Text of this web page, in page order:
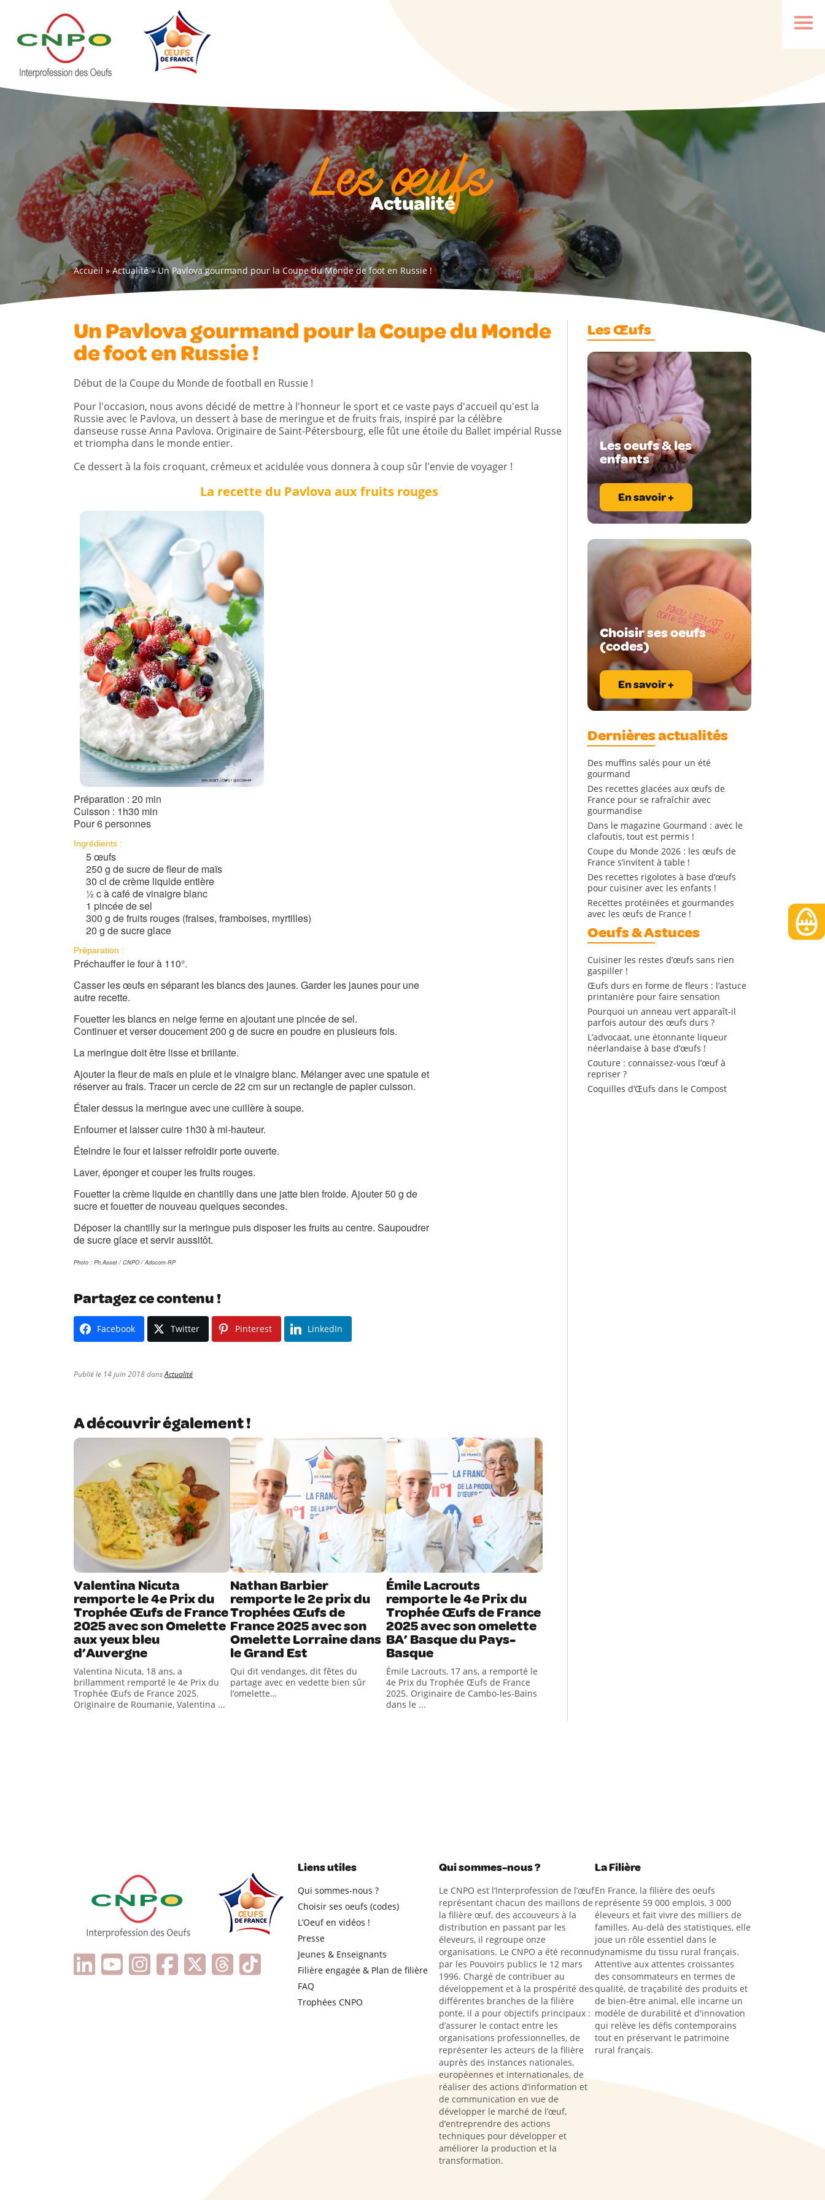
Les œufs
Actualité
Accueil»Actualité»Un Pavlova gourmand pour la Coupe du Monde de foot en Russie !
Un Pavlova gourmand pour la Coupe du Monde
de foot en Russie !
Début de la Coupe du Monde de football en Russie !
Pour l'occasion, nous avons décidé de mettre à l'honneur le sport et ce vaste pays d'accueil qu'est la
Russie avec le Pavlova, un dessert à base de meringue et de fruits frais, inspiré par la célèbre
danseuse russe Anna Pavlova. Originaire de Saint-Pétersbourg, elle fût une étoile du Ballet impérial Russe
et triompha dans le monde entier.
Ce dessert à la fois croquant, crémeux et acidulée vous donnera à coup sûr l'envie de voyager !
La recette du Pavlova aux fruits rouges
Préparation : 20 min
Cuisson : 1h30 min
Pour 6 personnes
Ingrédients :
5 œufs
250 g de sucre de fleur de maïs
30 cl de crème liquide entière
½ c à café de vinaigre blanc
1 pincée de sel
300 g de fruits rouges (fraises, framboises, myrtilles)
20 g de sucre glace
Préparation :
Préchauffer le four à 110°.
Casser les œufs en séparant les blancs des jaunes. Garder les jaunes pour une
autre recette.
Fouetter les blancs en neige ferme en ajoutant une pincée de sel.
Continuer et verser doucement 200 g de sucre en poudre en plusieurs fois.
La meringue doit être lisse et brillante.
Ajouter la fleur de maïs en pluie et le vinaigre blanc. Mélanger avec une spatule et
réserver au frais. Tracer un cercle de 22 cm sur un rectangle de papier cuisson.
Étalerdessus la meringue avec une cuillère à soupe.
Enfourner et laisser cuire 1h30 à mi-hauteur.
Éteindre le four et laisser refroidir porte ouverte.
Laver, éponger et couper les fruits rouges.
Fouetter la crème liquide en chantilly dans une jatte bien froide. Ajouter 50 g de
sucre et fouetter de nouveau quelques secondes.
Déposer la chantilly sur la meringue puis disposer les fruits au centre. Saupoudrer
de sucre glace et servir aussitôt.
Photo : Ph.Asset / CNPO / Adocom-RP
Partagez ce contenu !
Facebook Twitter Pinterest LinkedIn
Publié le 14 juin 2018 dansActualité
A découvrir également !
Valentina Nicuta
remporte le 4e Prix du
Trophée Œufs de France
2025 avec son Omelette
aux yeux bleu
d’Auvergne
Valentina Nicuta, 18 ans, a
brillamment remporté le 4e Prix du
Trophée Œufs de France 2025.
Originaire de Roumanie, Valentina ...
Nathan Barbier
remporte le 2e prix du
Trophées Œufs de
France 2025 avec son
Omelette Lorraine dans
le Grand Est
Qui dit vendanges, dit fêtes du
partage avec en vedette bien sûr
l’omelette…
Émile Lacrouts
remporte le 4e Prix du
Trophée Œufs de France
2025 avec son omelette
BA’ Basque du Pays-
Basque
Émile Lacrouts, 17 ans, a remporté le
4e Prix du Trophée Œufs de France
2025. Originaire de Cambo-les-Bains
dans le ...
Les Œufs
Les oeufs & les
enfants
En savoir +
Choisir ses oeufs
(codes)
En savoir +
Dernières actualités
Des muffins salés pour un été
gourmand
Des recettes glacées aux œufs de
France pour se rafraîchir avec
gourmandise
Dans le magazine Gourmand : avec le
clafoutis, tout est permis !
Coupe du Monde 2026 : les œufs de
France s’invitent à table !
Des recettes rigolotes à base d’œufs
pour cuisiner avec les enfants !
Recettes protéinées et gourmandes
avec les œufs de France !
Oeufs & Astuces
Cuisiner les restes d’œufs sans rien
gaspiller !
Œufs durs en forme de fleurs : l’astuce
printanière pour faire sensation
Pourquoi un anneau vert apparaît-il
parfois autour des œufs durs ?
L’advocaat, une étonnante liqueur
néerlandaise à base d’œufs !
Couture : connaissez-vous l’œuf à
repriser ?
Coquilles d’Œufs dans le Compost
Liens utiles
Qui sommes-nous ?
Choisir ses oeufs (codes)
L’Oeuf en vidéos !
Presse
Jeunes & Enseignants
Filière engagée & Plan de filière
FAQ
Trophées CNPO
Qui sommes-nous ?
Le CNPO est l’Interprofession de l’œuf
représentant chacun des maillons de
la filière œuf, des accouveurs à la
distribution en passant par les
éleveurs, il regroupe onze
organisations. Le CNPO a été reconnu
par les Pouvoirs publics le 12 mars
1996. Chargé de contribuer au
développement et à la prospérité des
différentes branches de la filière
ponte, il a pour objectifs principaux :
d’assurer le contact entre les
organisations professionnelles, de
représenter les acteurs de la filière
auprès des instances nationales,
européennes et internationales, de
réaliser des actions d’information et
de communication en vue de
développer le marché de l’œuf,
d’entreprendre des actions
techniques pour développer et
améliorer la production et la
transformation.
La Filière
En France, la filière des oeufs
représente 59 000 emplois, 3 000
éleveurs et fait vivre des milliers de
familles. Au-delà des statistiques, elle
joue un rôle essentiel dans le
dynamisme du tissu rural français.
Attentive aux attentes croissantes
des consommateurs en termes de
qualité, de traçabilité des produits et
de bien-être animal, elle incarne un
modèle de durabilité et d'innovation
qui relève les défis contemporains
tout en préservant le patrimoine
rural français.